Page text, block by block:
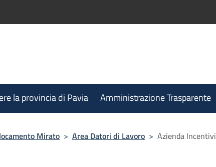
la provincia di Pavia Amministrazione Trasparente
Mirato > Area Datori di Lavoro > Azienda Incentivi